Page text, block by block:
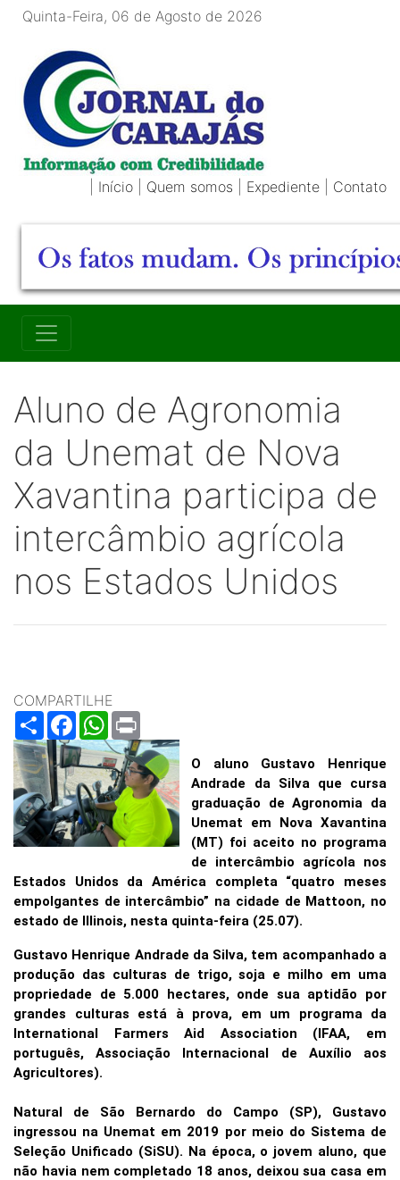
Quinta-Feira, 06 de Agosto de 2026
Início Quem somos Expediente Contato
Aluno de Agronomia
da Unemat de Nova
Xavantina participa de
intercâmbio agrícola
nos Estados Unidos
COMPARTILHE
ShareFacebookWhatsApp
O aluno Gustavo Henrique
Andrade da Silva que cursa
graduação de Agronomia da
Unemat em Nova Xavantina
(MT) foi aceito no programa
de intercâmbio agrícola nos
Estados Unidos da América completa “quatro meses
empolgantes de intercâmbio” na cidade de Mattoon, no
estado de Illinois, nesta quinta-feira (25.07).
Gustavo Henrique Andrade da Silva, tem acompanhado a
produção das culturas de trigo, soja e milho em uma
propriedade de 5.000 hectares, onde sua aptidão por
grandes culturas está à prova, em um programa da
International Farmers Aid Association (IFAA, em
português, Associação Internacional de Auxílio aos
Agricultores).
Natural de São Bernardo do Campo (SP), Gustavo
ingressou na Unemat em 2019 por meio do Sistema de
Seleção Unificado (SiSU). Na época, o jovem aluno, que
não havia nem completado 18 anos, deixou sua casa em